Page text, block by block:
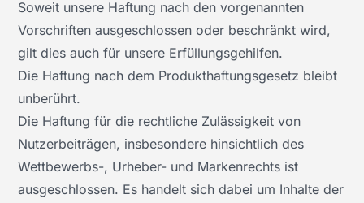
Soweit unsere Haftung nach den vorgenannten
Vorschriften ausgeschlossen oder beschränkt wird,
gilt dies auch für unsere Erfüllungsgehilfen.
Die Haftung nach dem Produkthaftungsgesetz bleibt
unberührt.
Die Haftung für die rechtliche Zulässigkeit von
Nutzerbeiträgen, insbesondere hinsichtlich des
Wettbewerbs-, Urheber- und Markenrechts ist
ausgeschlossen. Es handelt sich dabei um Inhalte der